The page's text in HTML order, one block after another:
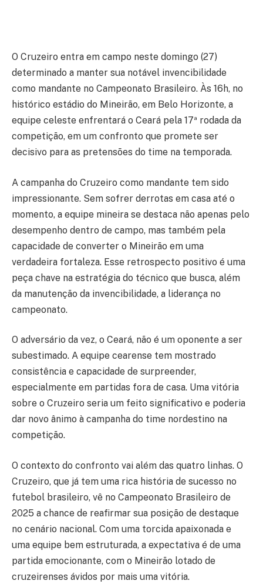
O Cruzeiro entra em campo neste domingo (27)
determinado a manter sua notável invencibilidade
como mandante no Campeonato Brasileiro. Às 16h, no
histórico estádio do Mineirão, em Belo Horizonte, a
equipe celeste enfrentará o Ceará pela 17ª rodada da
competição, em um confronto que promete ser
decisivo para as pretensões do time na temporada.
A campanha do Cruzeiro como mandante tem sido
impressionante. Sem sofrer derrotas em casa até o
momento, a equipe mineira se destaca não apenas pelo
desempenho dentro de campo, mas também pela
capacidade de converter o Mineirão em uma
verdadeira fortaleza. Esse retrospecto positivo é uma
peça chave na estratégia do técnico que busca, além
da manutenção da invencibilidade, a liderança no
campeonato.
O adversário da vez, o Ceará, não é um oponente a ser
subestimado. A equipe cearense tem mostrado
consistência e capacidade de surpreender,
especialmente em partidas fora de casa. Uma vitória
sobre o Cruzeiro seria um feito significativo e poderia
dar novo ânimo à campanha do time nordestino na
competição.
O contexto do confronto vai além das quatro linhas. O
Cruzeiro, que já tem uma rica história de sucesso no
futebol brasileiro, vê no Campeonato Brasileiro de
2025 a chance de reafirmar sua posição de destaque
no cenário nacional. Com uma torcida apaixonada e
uma equipe bem estruturada, a expectativa é de uma
partida emocionante, com o Mineirão lotado de
cruzeirenses ávidos por mais uma vitória.